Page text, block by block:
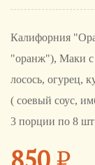
Калифорния
"оранж"), Маки
лосось, огурец,
( соевый соус,
3 порции по 8 шт